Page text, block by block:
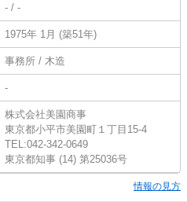
- / -
1975年 1月 (築51年)
事務所 / 木造
-
株式会社美園商事
東京都小平市美園町１丁目15-4
TEL:042-342-0649
東京都知事 (14) 第25036号
情報の見方